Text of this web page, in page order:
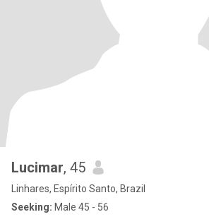
Lucimar, 45
Linhares, Espírito Santo, Brazil
Seeking: Male 45 - 56